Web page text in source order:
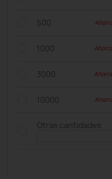
500
1000
3000
10000
Otras cantidades